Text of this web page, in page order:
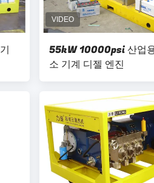
55kW 10000psi 산업
소 기계 디젤 엔진